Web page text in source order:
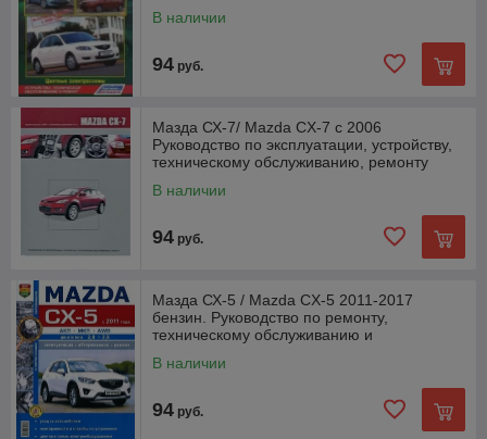
В наличии
94 руб.
Мазда СХ-7/ Mazda CX-7 с 2006
Руководство по эксплуатации, устройству,
техническому обслуживанию, ремонту
В наличии
94 руб.
Мазда СХ-5 / Mazda CX-5 2011-2017
бензин. Руководство по ремонту,
техническому обслуживанию и
В наличии
94 руб.